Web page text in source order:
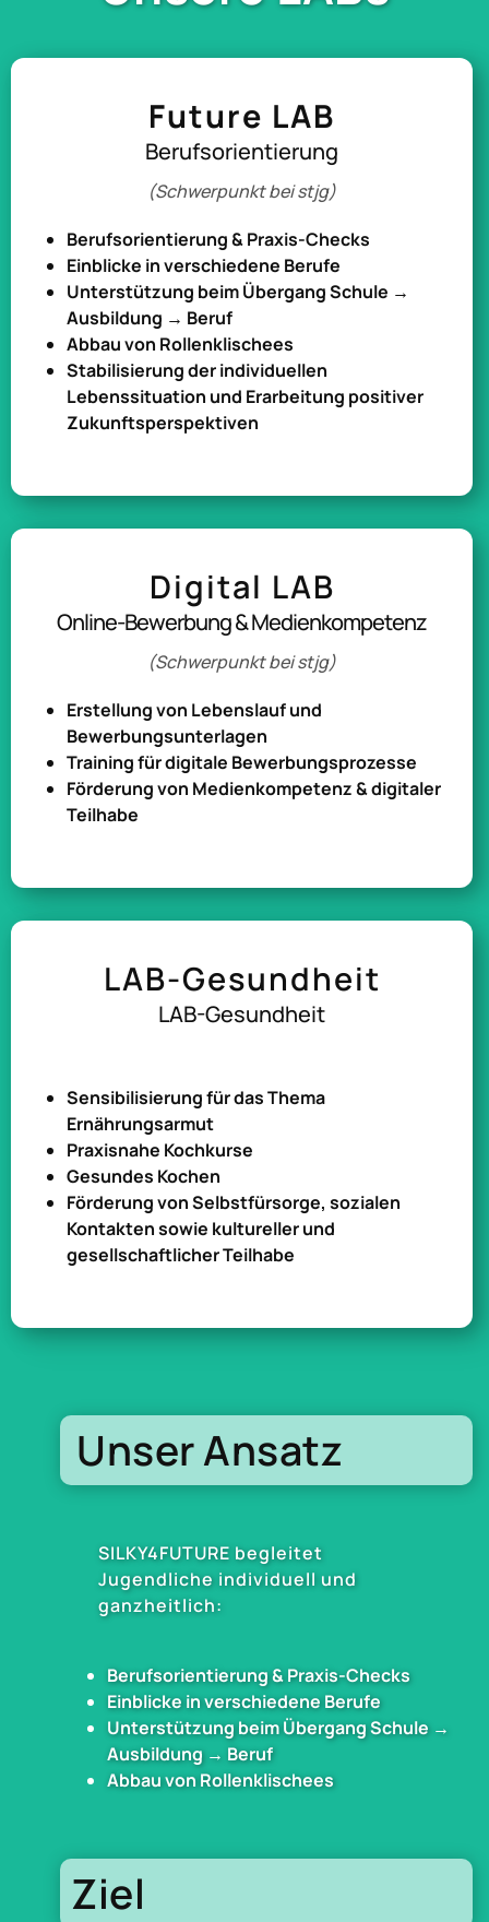
Future LAB
Berufsorientierung
(Schwerpunkt bei stjg)
Berufsorientierung & Praxis-Checks
Einblicke in verschiedene Berufe
Unterstützung beim Übergang Schule →
Ausbildung → Beruf
Abbau von Rollenklischees
Stabilisierung der individuellen
Lebenssituation und Erarbeitung positiver
Zukunftsperspektiven
Digital LAB
Online-Bewerbung & Medienkompetenz
(Schwerpunkt bei stjg)
Erstellung von Lebenslauf und
Bewerbungsunterlagen
Training für digitale Bewerbungsprozesse
Förderung von Medienkompetenz & digitaler
Teilhabe
LAB-Gesundheit
LAB-Gesundheit
Sensibilisierung für das Thema
Ernährungsarmut
Praxisnahe Kochkurse
Gesundes Kochen
Förderung von Selbstfürsorge, sozialen
Kontakten sowie kultureller und
gesellschaftlicher Teilhabe
Unser Ansatz
SILKY4FUTURE begleitet
Jugendliche individuell und
ganzheitlich:
Berufsorientierung & Praxis-Checks
Einblicke in verschiedene Berufe
Unterstützung beim Übergang Schule →
Ausbildung → Beruf
Abbau von Rollenklischees
Ziel